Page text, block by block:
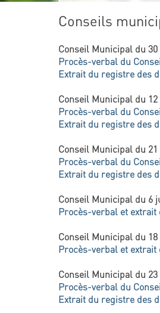
Conseils
Conseil Municipal du
Procès-verbal du
Extrait du registre des
Conseil Municipal du 12
Procès-verbal du
Extrait du registre des
Conseil Municipal du
Procès-verbal du
Extrait du registre des
Conseil Municipal du 6
Procès-verbal et
Conseil Municipal du 18
Procès-verbal et
Conseil Municipal du
Procès-verbal du
Extrait du registre des